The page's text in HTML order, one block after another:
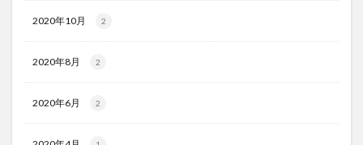
2020年10月 2
2020年8月 2
2020年6月 2